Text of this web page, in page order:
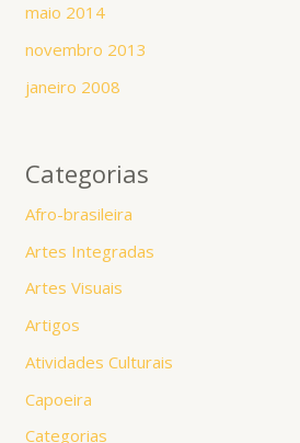
maio 2014
novembro 2013
janeiro 2008
Categorias
Afro-brasileira
Artes Integradas
Artes Visuais
Artigos
Atividades Culturais
Capoeira
Categorias